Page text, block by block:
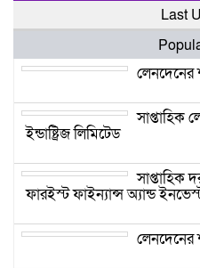
Last
লেনদেনের
সাপ্তাহিক
ইন্ডাষ্ট্রিজ লিমিটেড
সাপ্তাহিক
ফারইস্ট ফাইন্যান্স অ্যান্ড
লেনদেনের